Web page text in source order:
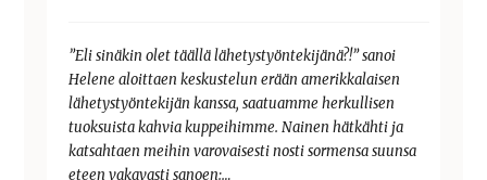
”Eli sinäkin olet täällä lähetystyöntekijänä?!” sanoi
Helene aloittaen keskustelun erään amerikkalaisen
lähetystyöntekijän kanssa, saatuamme herkullisen
tuoksuista kahvia kuppeihimme. Nainen hätkähti ja
katsahtaen meihin varovaisesti nosti sormensa suunsa
eteen vakavasti sanoen:…